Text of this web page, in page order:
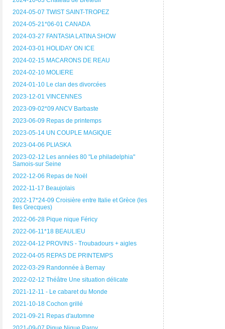
2024-05-07 TWIST SAINT-TROPEZ
2024-05-21*06-01 CANADA
2024-03-27 FANTASIA LATINA SHOW
2024-03-01 HOLIDAY ON ICE
2024-02-15 MACARONS DE REAU
2024-02-10 MOLIERE
2024-01-10 Le clan des divorcées
2023-12-01 VINCENNES
2023-09-02*09 ANCV Barbaste
2023-06-09 Repas de printemps
2023-05-14 UN COUPLE MAGIQUE
2023-04-06 PLIASKA
2023-02-12 Les années 80 "Le philadelphia"
Samois-sur Seine
2022-12-06 Repas de Noël
2022-11-17 Beaujolais
2022-17*24-09 Croisière entre Italie et Grèce (les
Iles Grecques)
2022-06-28 Pique nique Féricy
2022-06-11*18 BEAULIEU
2022-04-12 PROVINS - Troubadours + aigles
2022-04-05 REPAS DE PRINTEMPS
2022-03-29 Randonnée à Bernay
2022-02-12 Théâtre Une situation délicate
2021-12-11 - Le cabaret du Monde
2021-10-18 Cochon grillé
2021-09-21 Repas d'automne